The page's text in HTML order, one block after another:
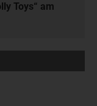
Toys“ am